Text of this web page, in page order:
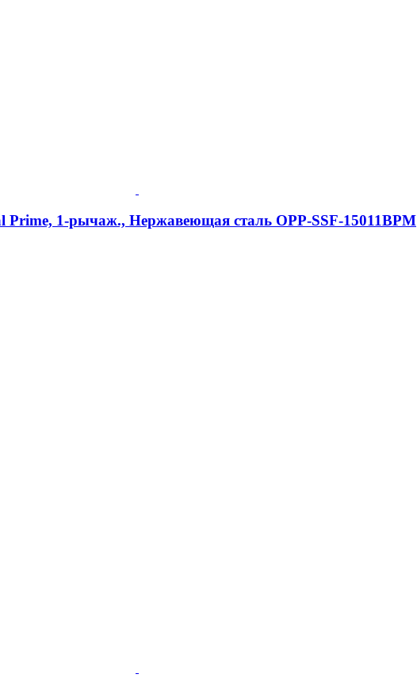
Prime, 1-рычаж., Нержавеющая сталь OPP-SSF-15011BPM